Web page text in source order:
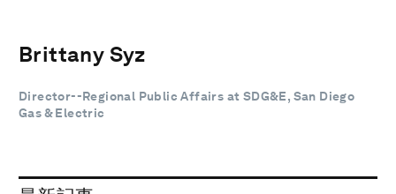
Brittany Syz
Director--Regional Public Affairs at SDG&E, San Diego
Gas & Electric